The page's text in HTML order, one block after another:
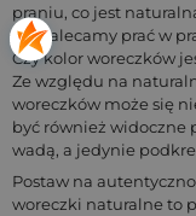
praniu, co jest
nie zalecamy prać w
Czy kolor woreczków
Ze względu na
woreczków może się
być również widoczne
wadą, a jedynie
Postaw na
woreczki naturalne to